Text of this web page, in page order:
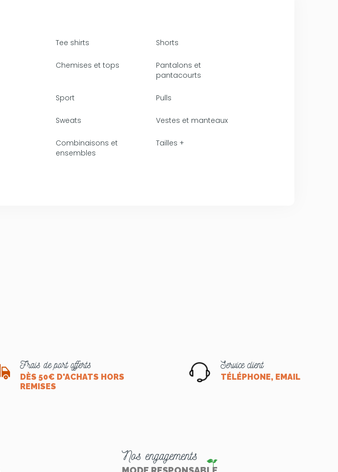
Tee shirts Shorts
Chemises et tops
Pantalons et
pantacourts
Sport Pulls
Sweats Vestes et manteaux
Combinaisons et
ensembles
Tailles +
Frais de port offerts
DÈS 50€ D'ACHATS HORS
REMISES
Service client
TÉLÉPHONE, EMAIL OU
Nos engagements